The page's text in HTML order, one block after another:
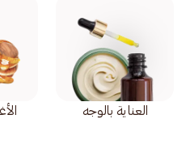
العناية بالوجه